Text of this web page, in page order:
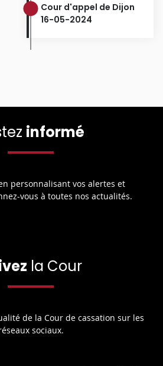
Cour d'appel de Dijon
16-05-2024
informé
personnalisant vos alertes et
vous à toutes nos actualités.
la Cour
de la Cour de cassation sur les
sociaux.